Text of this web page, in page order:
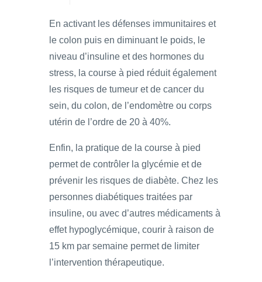
En activant les défenses immunitaires et
le colon puis en diminuant le poids, le
niveau d’insuline et des hormones du
stress, la course à pied réduit également
les risques de tumeur et de cancer du
sein, du colon, de l’endomètre ou corps
utérin de l’ordre de 20 à 40%.
Enfin, la pratique de la course à pied
permet de contrôler la glycémie et de
prévenir les risques de diabète. Chez les
personnes diabétiques traitées par
insuline, ou avec d’autres médicaments à
effet hypoglycémique, courir à raison de
15 km par semaine permet de limiter
l’intervention thérapeutique.